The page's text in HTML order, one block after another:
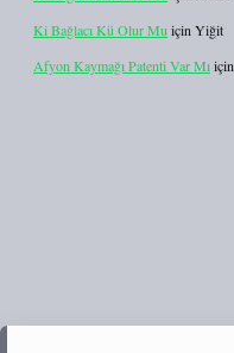
Ki Bağlacı Kü Olur Mu için Yiğit
Afyon Kaymağı Patenti Var Mıiçin
tulipbett.net/